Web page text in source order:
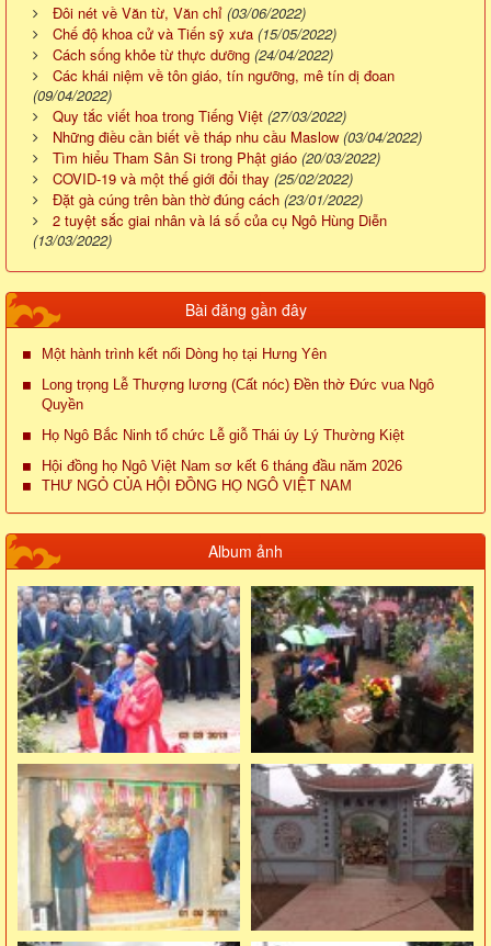
Đôi nét về Văn từ, Văn chỉ (03/06/2022)
Chế độ khoa cử và Tiến sỹ xưa (15/05/2022)
Cách sống khỏe từ thực dưỡng (24/04/2022)
Các khái niệm về tôn giáo, tín ngưỡng, mê tín dị đoan
(09/04/2022)
Quy tắc viết hoa trong Tiếng Việt (27/03/2022)
Những điều cần biết về tháp nhu cầu Maslow (03/04/2022)
Tìm hiểu Tham Sân Si trong Phật giáo (20/03/2022)
COVID-19 và một thế giới đổi thay (25/02/2022)
Đặt gà cúng trên bàn thờ đúng cách (23/01/2022)
2 tuyệt sắc giai nhân và lá số của cụ Ngô Hùng Diễn
(13/03/2022)
Bài đăng gần đây
Một hành trình kết nối Dòng họ tại Hưng Yên
Long trọng Lễ Thượng lương (Cất nóc) Đền thờ Đức vua Ngô
Quyền
Họ Ngô Bắc Ninh tổ chức Lễ giỗ Thái úy Lý Thường Kiệt
Hội đồng họ Ngô Việt Nam sơ kết 6 tháng đầu năm 2026
THƯ NGỎ CỦA HỘI ĐỒNG HỌ NGÔ VIỆT NAM
Album ảnh